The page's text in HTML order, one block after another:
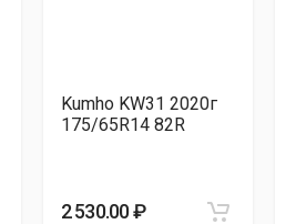
Kumho KW31 2020г
175/65R14 82R
2 530.00 ₽